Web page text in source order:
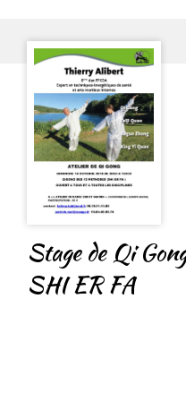
Stage de Qi
SHI ER FA